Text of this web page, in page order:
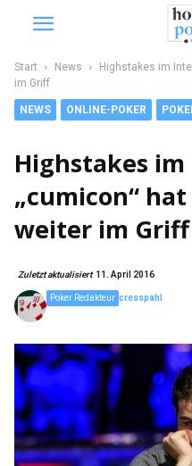
Start News
Highstakes im
im Griff
NEWS ONLINE-POKER
Highstakes
„cumicon“
weiter im Griff
Zuletzt aktualisiert 11. April 2016
cresspahl
Poker Redakteur